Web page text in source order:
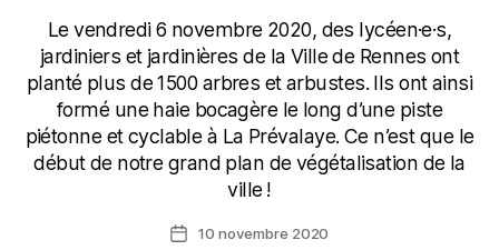
Le vendredi 6 novembre 2020, des lycéen·e·s,
jardiniers et jardinières de la Ville de Rennes ont
planté plus de 1500 arbres et arbustes. Ils ont ainsi
formé une haie bocagère le long d’une piste
piétonne et cyclable à La Prévalaye. Ce n’est que le
début de notre grand plan de végétalisation de la
ville !
Date10 novembre 2020